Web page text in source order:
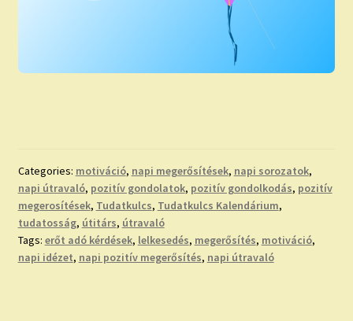
Categories: motiváció, napi megerősítések, napi sorozatok,
napi útravaló, pozitív gondolatok, pozitív gondolkodás, pozitív
megerosítések, Tudatkulcs, Tudatkulcs Kalendárium,
tudatosság, útitárs, útravaló
Tags: erőt adó kérdések, lelkesedés, megerősítés, motiváció,
napi idézet, napi pozitív megerősítés, napi útravaló